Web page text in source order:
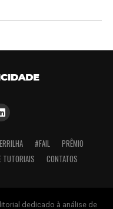
#FAIL
PRÊMIO
TUTORIAIS CONTATOS
dedicado à análise de